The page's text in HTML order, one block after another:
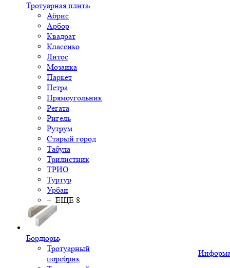
Тротуарная плита
Абрис
Арбор
Квадрат
Классико
Литос
Мозаика
Паркет
Петра
Прямоугольник
Регата
Ригель
Рутрум
Старый город
Табула
Трилистник
ТРИО
Туртур
Урбан
+ ЕЩЕ 8
Бордюры
Тротуарный
поребрик